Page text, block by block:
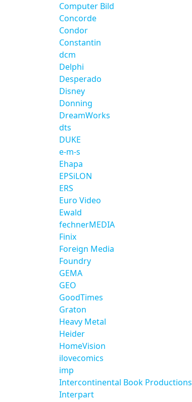
Computer Bild
Concorde
Condor
Constantin
dcm
Delphi
Desperado
Disney
Donning
DreamWorks
dts
DUKE
e-m-s
Ehapa
EPSiLON
ERS
Euro Video
Ewald
fechnerMEDIA
Finix
Foreign Media
Foundry
GEMA
GEO
GoodTimes
Graton
Heavy Metal
Heider
HomeVision
ilovecomics
imp
Intercontinental Book Productions
Interpart